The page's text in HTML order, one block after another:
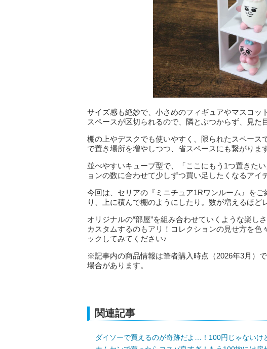
サイズ感も絶妙で、小さめのフィギュアやマスコッ
スペースが区切られるので、隣とぶつからず、見た
棚の上やデスクでも使いやすく、限られたスペース
で置き場所を増やしつつ、省スペースにも繋がります
並べやすいキューブ型で、「ここにもう1つ置きた
ョンの数に合わせて少しずつ買い足したくなるアイ
今回は、セリアの『ミニチュア1Rワンルーム』を
り、上に積んで棚のようにしたり。数が増えるほど
オリジナルの“部屋”を組み合わせていくような楽し
カスタムするのもアリ！コレクションの見せ方を色
ックしてみてください♪
※記事内の商品情報は筆者購入時点（2026年3月）
場合があります。
関連記事
ダイソーで買えるのが奇跡だよ…！100円じゃないけ